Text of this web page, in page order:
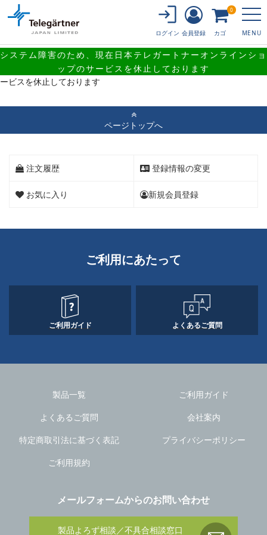
システム障害のため、現在日本テレガートナーオンラインショ
ップのサービスを休止しております
MENU
ログイン 会員登録 カゴ
0
システム障害のため、現在日本テレガートナーオンラインショップのサ
ービスを休止しております
ページトップへ
注文履歴 登録情報の変更
お気に入り 新規会員登録
ご利用にあたって
ご利用ガイド よくあるご質問
製品一覧
ご利用ガイド
よくあるご質問
会社案内
特定商取引法に基づく表記
プライバシーポリシー
ご利用規約
メールフォームからのお問い合わせ
製品よろず相談／不具合相談窓口